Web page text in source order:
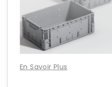
En Savoir Plus